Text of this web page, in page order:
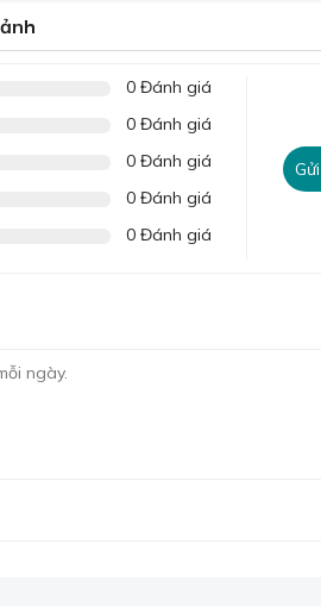
phẩm lưu giữ cái hồn, cái chất,
cổ điển và hiện đại, là dòng rèm
0 Đánh giá
0 Đánh giá
0 Đánh giá
0 Đánh giá
0 Đánh giá